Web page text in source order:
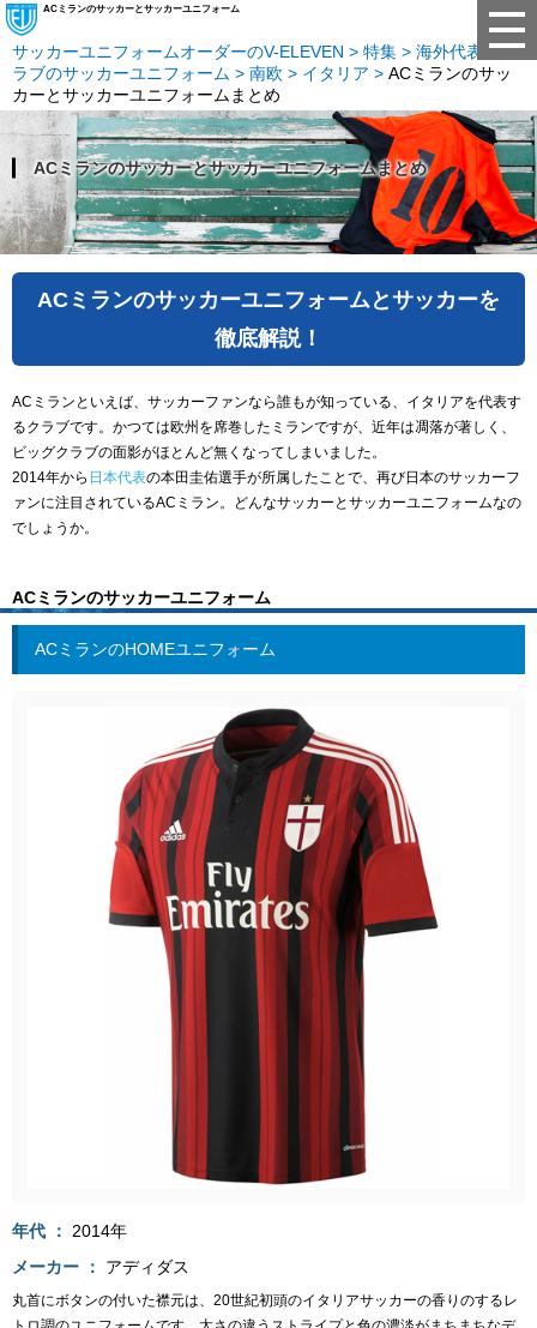
ACミランのサッカーとサッカーユニフォーム
サッカーユニフォームオーダーのV-ELEVEN 特集
海外代表・ク
ラブのサッカーユニフォーム
南欧 イタリア
ACミランのサッ
カーとサッカーユニフォームまとめ
ACミランのサッカーとサッカーユニフォームまとめ
ACミランのサッカーユニフォームとサッカーを
徹底解説！
ACミランといえば、サッカーファンなら誰もが知っている、イタリアを代表す
るクラブです。かつては欧州を席巻したミランですが、近年は凋落が著しく、
ビッグクラブの面影がほとんど無くなってしまいました。
2014年から 日本代表の本田圭佑選手が所属したことで、再び日本のサッカーフ
ァンに注目されているACミラン。どんなサッカーとサッカーユニフォームなの
でしょうか。
ACミランのサッカーユニフォーム
ACミランのHOMEユニフォーム
年代
2014年
メーカー
アディダス
丸首にボタンの付いた襟元は、20世紀初頭のイタリアサッカーの香りのするレ